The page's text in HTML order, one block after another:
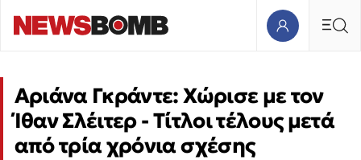
Αριάνα Γκράντε: Χώρισε με τον
Ίθαν Σλέιτερ - Τίτλοι τέλους μετά
από τρία χρόνια σχέσης